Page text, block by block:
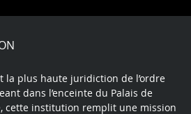
YoutubeLinkedInInstagram
la plus haute juridiction de l’ordre
dans l’enceinte du Palais de
cette institution remplit une mission